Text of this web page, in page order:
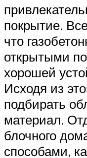
покрытие.
что
открытыми
хорошей
Исходя из
подбирать
материал.
блочного
способами,